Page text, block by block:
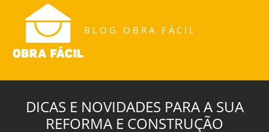
BLOG OBRA FÁCIL
DICAS E NOVIDADES PARA A SUA
REFORMA E CONSTRUÇÃO